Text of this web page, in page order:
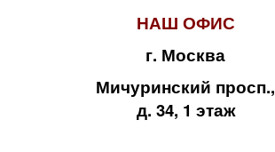
НАШ ОФИС
г. Москва
Мичуринский просп.,
д. 34, 1 этаж